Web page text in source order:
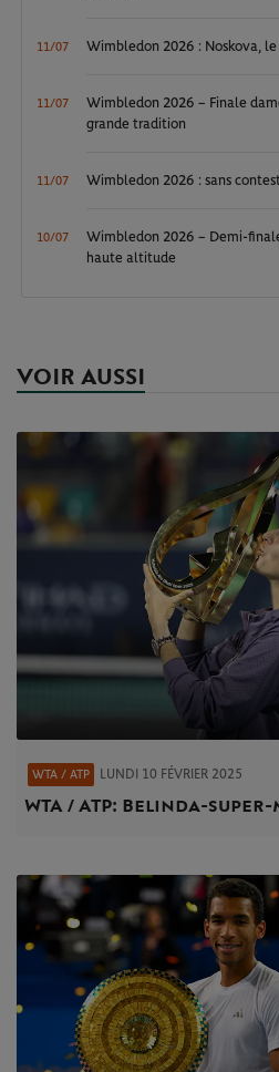
11/07 Wimbledon 2026 : Noskova,
11/07
Wimbledon 2026 – Finale
grande tradition
11/07 Wimbledon 2026 : sans
10/07
Wimbledon 2026 – Demi-
haute altitude
VOIR AUSSI
WTA / ATP LUNDI 10 FÉVRIER 2025
WTA / ATP : Belinda-